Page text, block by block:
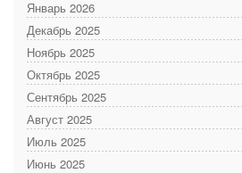
Январь 2026
Декабрь 2025
Ноябрь 2025
Октябрь 2025
Сентябрь 2025
Август 2025
Июль 2025
Июнь 2025